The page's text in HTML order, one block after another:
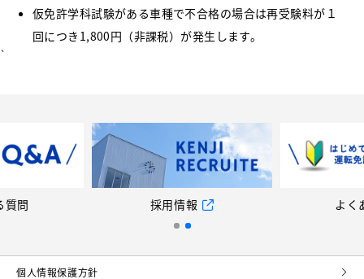
仮免許学科試験がある車種で不合格の場合は再受験料が１
回につき1,800円（非課税）が発生します。
`
質問 採用情報 よく
個⼈情報保護⽅針